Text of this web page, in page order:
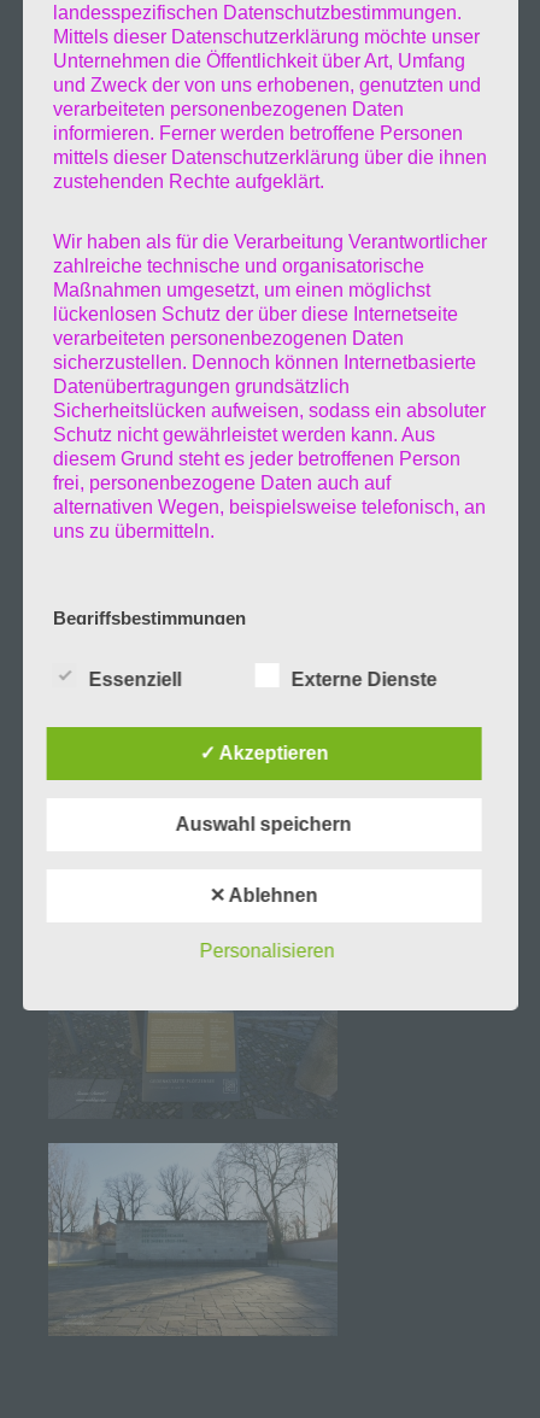
landesspezifischen Datenschutzbestimmungen.
Mittels dieser Datenschutzerklärung möchte unser
Unternehmen die Öffentlichkeit über Art, Umfang
und Zweck der von uns erhobenen, genutzten und
verarbeiteten personenbezogenen Daten
informieren. Ferner werden betroffene Personen
mittels dieser Datenschutzerklärung über die ihnen
zustehenden Rechte aufgeklärt.
Wir haben als für die Verarbeitung Verantwortlicher
zahlreiche technische und organisatorische
Maßnahmen umgesetzt, um einen möglichst
lückenlosen Schutz der über diese Internetseite
verarbeiteten personenbezogenen Daten
sicherzustellen. Dennoch können Internetbasierte
Datenübertragungen grundsätzlich
Sicherheitslücken aufweisen, sodass ein absoluter
Schutz nicht gewährleistet werden kann. Aus
diesem Grund steht es jeder betroffenen Person
frei, personenbezogene Daten auch auf
alternativen Wegen, beispielsweise telefonisch, an
uns zu übermitteln.
Begriffsbestimmungen
Begrifflichkeiten, die durch den Europäischen
der Datenschutz-Grundverordnung (DS-GVO)
verwendet wurden. Unsere Datenschutzerklärung
lesbar und verständlich sein. Um dies zu
unter anderem die folgenden Begriffe:
a) personenbezogene Daten
Personenbezogene Daten sind alle Informationen,
die sich auf eine identifizierte oder identifizierbare
natürliche Person (im Folgenden „betroffene
Person") beziehen. Als identifizierbar wird eine
natürliche Person angesehen, die direkt oder
indirekt, insbesondere mittels Zuordnung zu einer
Kennung wie einem Namen, zu einer
Kennnummer, zu Standortdaten, zu einer Online-
Kennung oder zu einem oder mehreren
besonderen Merkmalen, die Ausdruck der
physischen, physiologischen, genetischen,
psychischen, wirtschaftlichen, kulturellen oder
sozialen Identität dieser natürlichen Person sind,
Essenziell Externe Dienste
✓ Akzeptieren
Auswahl speichern
✕ Ablehnen
Personalisieren